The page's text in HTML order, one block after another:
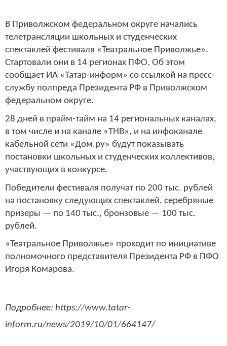
В Приволжском федеральном округе начались
телетрансляции школьных и студенческих
спектаклей фестиваля «Театральное Приволжье».
Стартовали они в 14 регионах ПФО. Об этом
сообщает ИА «Татар-информ» со ссылкой на пресс-
службу полпреда Президента РФ в Приволжском
федеральном округе.
28 дней в прайм-тайм на 14 региональных каналах,
в том числе и на канале «ТНВ», и на инфоканале
кабельной сети «Дом.ру» будут показывать
постановки школьных и студенческих коллективов,
участвующих в конкурсе.
Победители фестиваля получат по 200 тыс. рублей
на постановку следующих спектаклей, серебряные
призеры — по 140 тыс., бронзовые — 100 тыс.
рублей.
«Театральное Приволжье» проходит по инициативе
полномочного представителя Президента РФ в ПФО
Игоря Комарова.
Подробнее: https://www.tatar-
inform.ru/news/2019/10/01/664147/